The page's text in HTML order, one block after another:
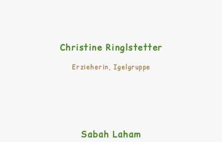
Christine Ringlstetter
Erzieherin, Igelgruppe
Sabah Laham